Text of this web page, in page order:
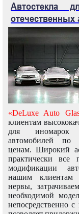
Автостекла
отечественных
«DeLuxe Auto
клиентам
для иномарок
автомобилей
ценам. Широкий
практически все
модификации
нашим клиентам
нервы,
необходимой
непосредственно